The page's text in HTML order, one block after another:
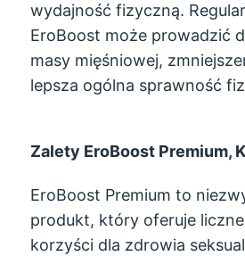
wydajność fizyczną.
EroBoost może prowadzić
masy mięśniowej,
lepsza ogólna sprawność
Zalety EroBoost Premium,
EroBoost Premium to
produkt, który oferuje
korzyści dla zdrowia